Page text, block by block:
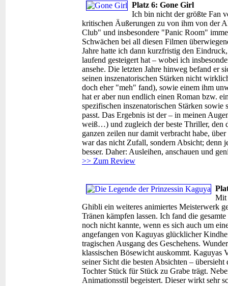
Platz 6: Gone Girl
Ich bin nicht der größte Fan
kritischen Äußerungen zu von ihm von der
Club" und insbesondere "Panic Room"
Schwächen bei all diesen Filmen
Jahre hatte ich dann kurzfristig den
laufend gesteigert hat – wobei ich
ansehe. Die letzten Jahre hinweg befand er
seinen inszenatorischen Stärken nicht
doch eher "meh" fand), sowie einem ihm
hat er aber nun endlich einen Roman bzw.
spezifischen inszenatorischen Stärken
passt. Das Ergebnis ist der – in meinen
weiß…) und zugleich der beste Thriller, den
ganzen zeilen nur damit verbracht habe,
war das nicht Zufall, sondern Absicht; denn
besser. Daher: Ausleihen, anschauen und
>> Zum Review
Mit
Ghibli ein weiteres animiertes Meisterwerk
Tränen kämpfen lassen. Ich fand die
noch nicht kannte, wenn es sich auch um
angefangen von Kaguyas glücklicher
tragischen Ausgang des Geschehens.
klassischen Bösewicht auskommt. Kaguyas
seiner Sicht die besten Absichten –
Tochter Stück für Stück zu Grabe trägt.
Animationsstil begeistert. Dieser wirkt sehr